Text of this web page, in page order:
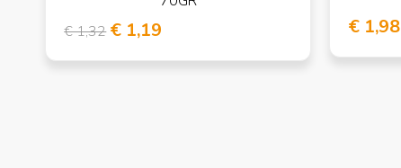
€ 1,32 € 1,19 € 1,98